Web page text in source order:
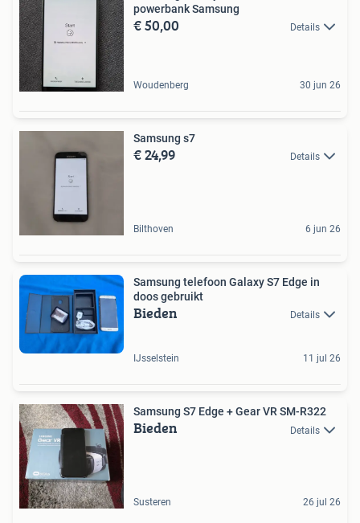
powerbank Samsung
€ 50,00 Details
Woudenberg 30 jun 26
Samsung s7
€ 24,99 Details
Bilthoven 6 jun 26
Samsung telefoon Galaxy S7 Edge in
doos gebruikt
Bieden Details
IJsselstein 11 jul 26
Samsung S7 Edge + Gear VR SM-R322
Bieden Details
Susteren 26 jul 26